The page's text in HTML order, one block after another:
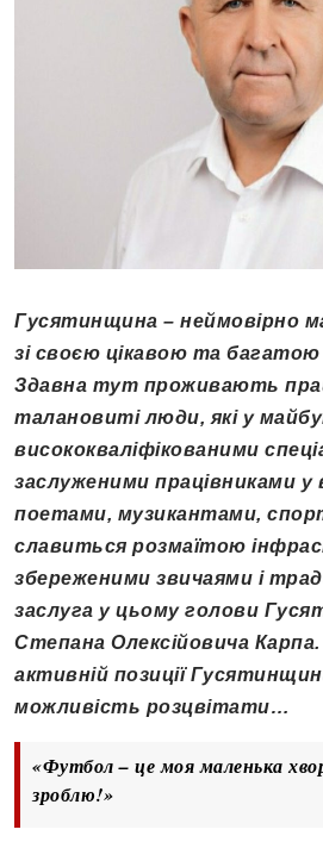
Гусятинщина – неймовірно
зі своєю цікавою та багатою
Здавна тут проживають
талановиті люди, які у
висококваліфікованими
заслуженими працівниками у
поетами, музикантами,
славиться розмаїтою
збереженими звичаями і
заслуга у цьому голови
Степана Олексійовича
активній позиції
можливість розцвітати…
«Футбол – це моя маленька
зроблю!»